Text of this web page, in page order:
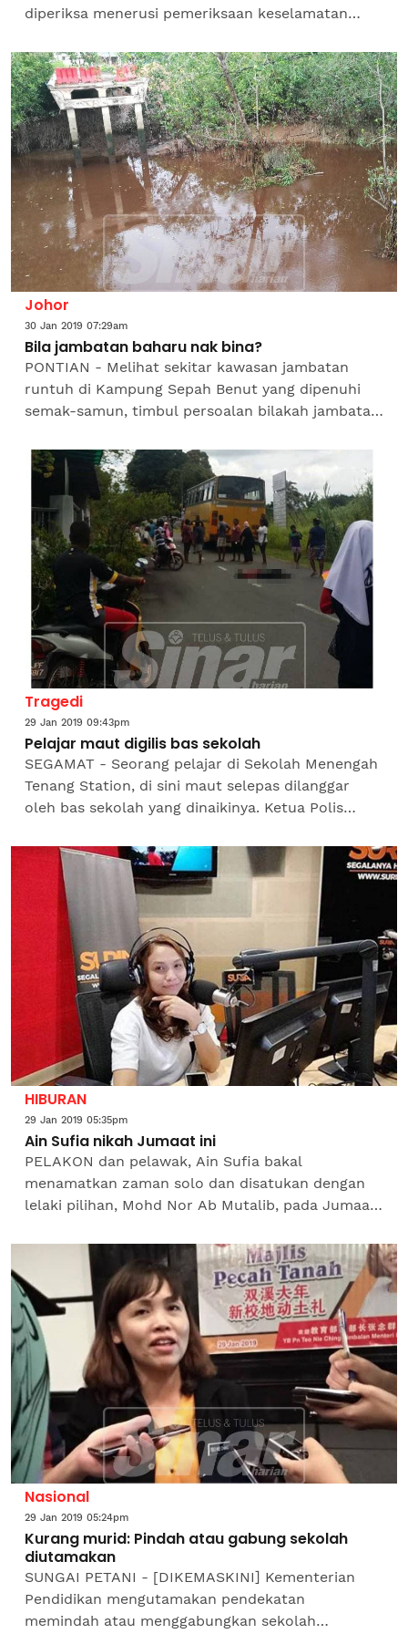
diperiksa menerusi pemeriksaan keselamatan
Cina. Pengarahnya,...
Johor
30 Jan 2019 07:29am
Bila jambatan baharu nak bina?
PONTIAN - Melihat sekitar kawasan jambatan
runtuh di Kampung Sepah Benut yang dipenuhi
semak-samun, timbul persoalan bilakah jambatan
jambatan di situ...
Tragedi
29 Jan 2019 09:43pm
Pelajar maut digilis bas sekolah
SEGAMAT - Seorang pelajar di Sekolah Menengah
Tenang Station, di sini maut selepas dilanggar
oleh bas sekolah yang dinaikinya. Ketua Polis
berkata, dalam...
HIBURAN
29 Jan 2019 05:35pm
Ain Sufia nikah Jumaat ini
PELAKON dan pelawak, Ain Sufia bakal
menamatkan zaman solo dan disatukan dengan
lelaki pilihan, Mohd Nor Ab Mutalib, pada Jumaat
penuhnya Nurul Ain...
Nasional
29 Jan 2019 05:24pm
Kurang murid: Pindah atau gabung sekolah
diutamakan
SUNGAI PETANI - [DIKEMASKINI] Kementerian
Pendidikan mengutamakan pendekatan
memindah atau menggabungkan sekolah